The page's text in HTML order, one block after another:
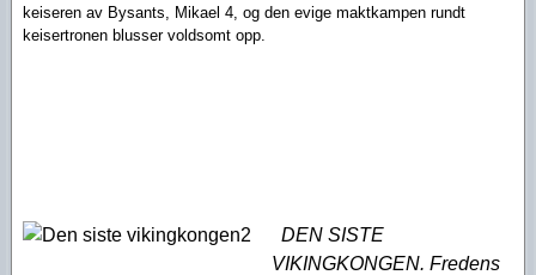
keiseren av Bysants, Mikael 4, og den evige maktkampen rundt
keisertronen blusser voldsomt opp.
DEN SISTE
VIKINGKONGEN. Fredens